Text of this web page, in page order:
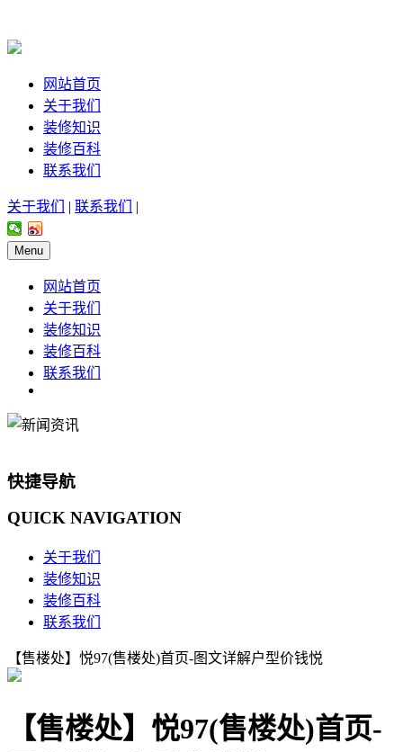
网站首页
关于我们
装修知识
装修百科
联系我们
关于我们 | 联系我们 |
Menu
网站首页
关于我们
装修知识
装修百科
联系我们
快捷导航
QUICK NAVIGATION
关于我们
装修知识
装修百科
联系我们
【售楼处】悦97(售楼处)首页-图文详解户型价钱悦
【售楼处】悦97(售楼处)首页-